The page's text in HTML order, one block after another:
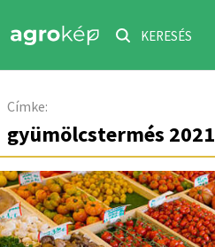
KERESÉS
Címke:
gyümölcstermés 2021